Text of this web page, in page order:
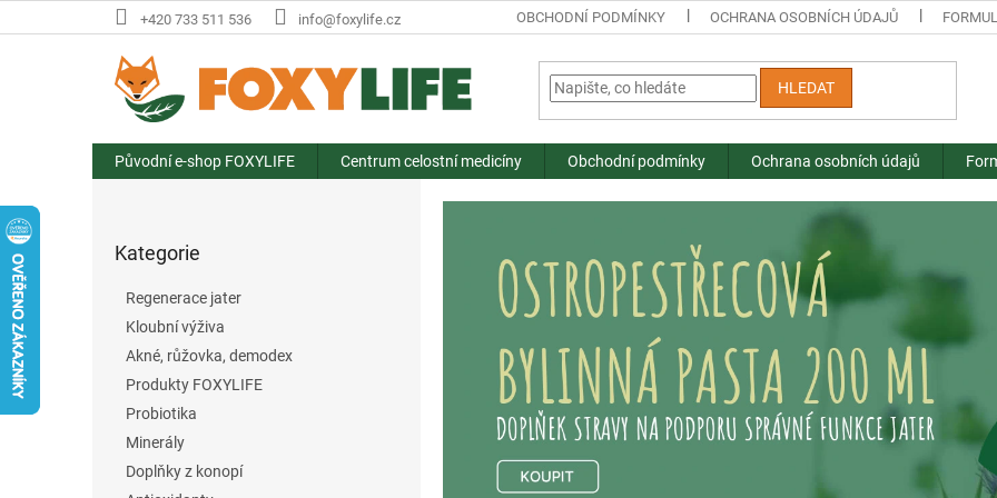
na
+420 733 511 536 info@foxylife.cz OBCHODNÍ PODMÍNKY OCHRANA OSOBNÍCH ÚDAJŮ
HLEDAT
Původní e-shop FOXYLIFE Centrum celostní medicíny Obchodní podmínky Ochrana osobních údajů
kategorie
Kategorie
Regenerace jater
Kloubní výživa
Akné, růžovka, demodex
Produkty FOXYLIFE
Probiotika
Minerály
Doplňky z konopí
V